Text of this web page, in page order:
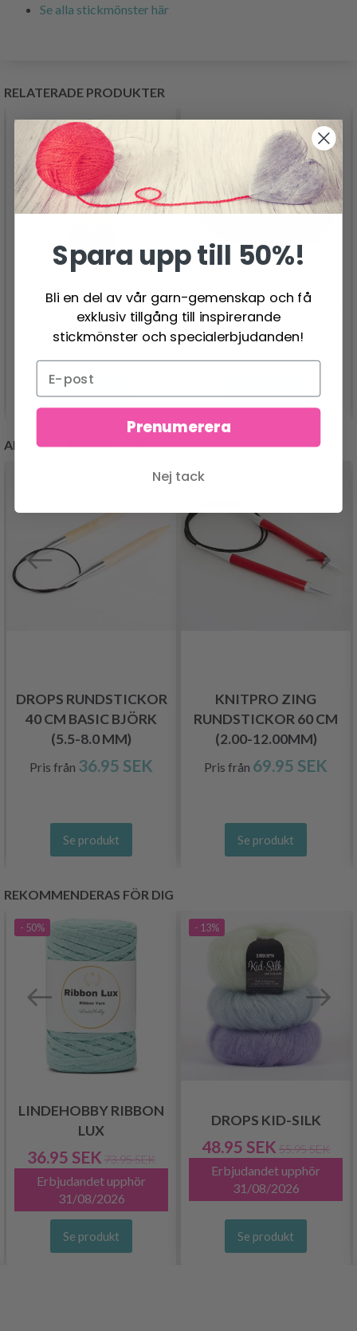
Se alla stickmönster här
RELATERADE PRODUKTER
MAYFLOWER
AMADORA
Se produkt
MAYFLOWER LONDON
MERINO
ANDRA KUNDER KÖPTE
DROPS RUNDSTICKOR
40 CM BASIC BJÖRK
(5.5-8.0 MM)
Pris från 36.95 SEK
Se produkt
KNITPRO ZING
RUNDSTICKOR 60 CM
(2.00-12.00MM)
Pris från 69.95 SEK
Se produkt
REKOMMENDERAS FÖR DIG
- 50%
LINDEHOBBY RIBBON
LUX
36.95 SEK 73.95 SEK
Erbjudandet upphör
31/08/2026
Se produkt
- 13%
DROPS KID-SILK
48.95 SEK 55.95 SEK
Erbjudandet upphör
31/08/2026
Se produkt
Spara upp till 50%!
Bli en del av vår garn-gemenskap och få
exklusiv tillgång till inspirerande
stickmönster och specialerbjudanden!
Prenumerera
Nej tack